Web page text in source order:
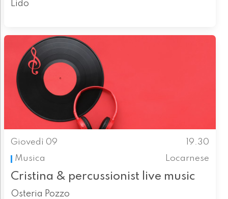
Lido
Giovedì 09
19.30
Musica
Locarnese
Cristina & percussionist live music
Osteria Pozzo